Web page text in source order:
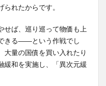
れたからです。
ば、巡り巡って物価も上
きる――という作戦でし
大量の国債を買い入れたり
緩和を実施し、「異次元緩